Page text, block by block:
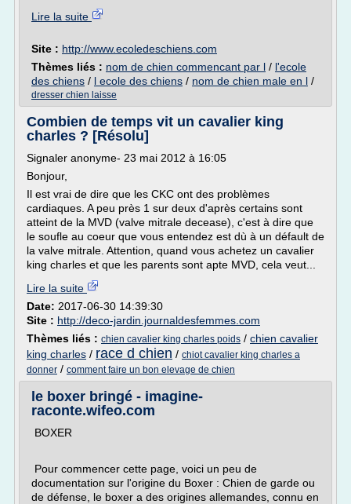
Lire la suite
Site : http://www.ecoledeschiens.com
Thèmes liés : nom de chien commencant par l / l'ecole
des chiens / l ecole des chiens / nom de chien male en l /
dresser chien laisse
Combien de temps vit un cavalier king
charles ? [Résolu]
Signaler anonyme- 23 mai 2012 à 16:05
Bonjour,
Il est vrai de dire que les CKC ont des problèmes
cardiaques. A peu près 1 sur deux d'après certains sont
atteint de la MVD (valve mitrale decease), c'est à dire que
le soufle au coeur que vous entendez est dù à un défault de
la valve mitrale. Attention, quand vous achetez un cavalier
king charles et que les parents sont apte MVD, cela veut...
Lire la suite
Date: 2017-06-30 14:39:30
Site : http://deco-jardin.journaldesfemmes.com
Thèmes liés : chien cavalier king charles poids / chien cavalier
king charles / race d chien / chiot cavalier king charles a
donner / comment faire un bon elevage de chien
le boxer bringé - imagine-
raconte.wifeo.com
BOXER
Pour commencer cette page, voici un peu de
documentation sur l'origine du Boxer : Chien de garde ou
de défense, le boxer a des origines allemandes, connu en